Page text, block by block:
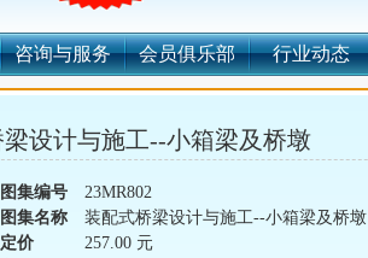
咨询与服务 会员俱乐部 行业动态
设计与施工--小箱梁及桥墩
图集编号
23MR802
图集名称
装配式桥梁设计与施工--小箱梁及桥墩
定价
257.00 元